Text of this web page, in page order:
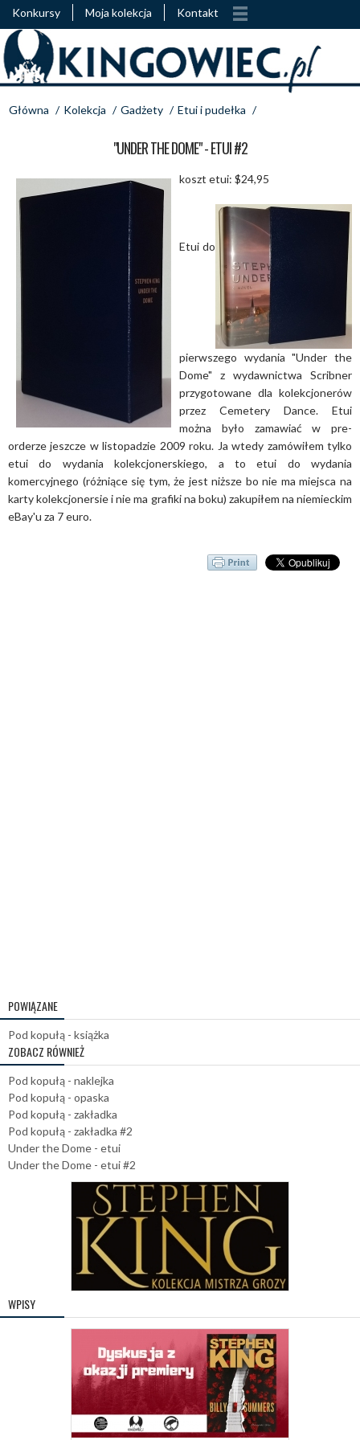
Konkursy Moja kolekcja Kontakt
Główna / Kolekcja / Gadżety / Etui i pudełka /
"UNDER THE DOME" - ETUI #2
koszt etui: $24,95
Etui do
pierwszego wydania "Under the
Dome" z wydawnictwa Scribner
przygotowane dla kolekcjonerów
przez Cemetery Dance. Etui
można było zamawiać w pre-
orderze jeszcze w listopadzie 2009 roku. Ja wtedy zamówiłem tylko
etui do wydania kolekcjonerskiego, a to etui do wydania
komercyjnego (różniące się tym, że jest niższe bo nie ma miejsca na
karty kolekcjonersie i nie ma grafiki na boku) zakupiłem na niemieckim
eBay'u za 7 euro.
POWIĄZANE
Pod kopułą - książka
ZOBACZ RÓWNIEŻ
Pod kopułą - naklejka
Pod kopułą - opaska
Pod kopułą - zakładka
Pod kopułą - zakładka #2
Under the Dome - etui
Under the Dome - etui #2
WPISY